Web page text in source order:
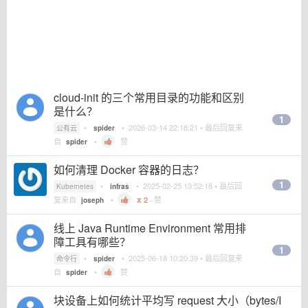
cloud-init 的三个常用目录的功能和区别
是什么？
公有云 • spider • 2026-03-14 22:18:21 • 最后回复来
自 spider • 赞
1
如何清理 Docker 容器的日志？
Kubernetes • infras • 2025-02-25 13:52:18 • 最后回
复来自 joseph • 2 · 赞
1
线上 Java Runtime Environment 常用排
障工具有哪些？
命令行 • spider • 2025-06-18 10:20:39 • 最后回复来
自 spider • 赞
1
块设备上如何统计平均写 request 大小（bytes/I